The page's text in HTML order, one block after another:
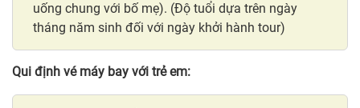
uống chung với bố mẹ). (Độ tuổi dựa trên ngày
tháng năm sinh đối với ngày khởi hành tour)
Qui định vé máy bay với trẻ em: